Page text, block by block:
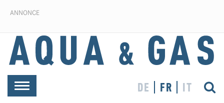
ANNONCE
Toggle
navigation
DE FR IT